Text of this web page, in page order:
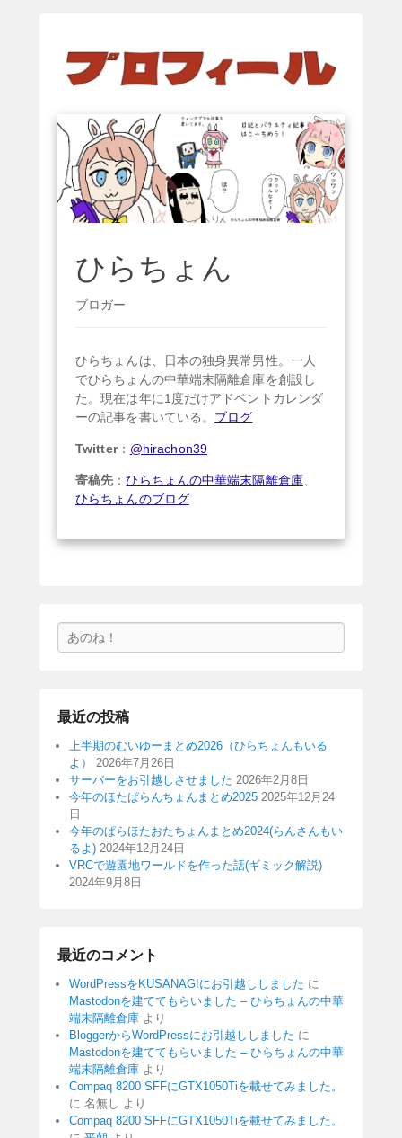
ひらちょん
ブロガー
ひらちょんは、日本の独身異常男性。一人
でひらちょんの中華端末隔離倉庫を創設し
た。現在は年に1度だけアドベントカレンダ
ーの記事を書いている。 ブログ
Twitter： @hirachon39
寄稿先 ：ひらちょんの中華端末隔離倉庫、
ひらちょんのブログ
索
最近の投稿
上半期のむいゆーまとめ2026（ひらちょんもいる
よ）
2026年7月26日
サーバーをお引越しさせました 2026年2月8日
今年のほたぱらんちょんまとめ2025 2025年12月24
日
今年のぱらほたおたちょんまとめ2024(らんさんもい
るよ) 2024年12月24日
VRCで遊園地ワールドを作った話(ギミック解説)
2024年9月8日
最近のコメント
WordPressをKUSANAGIにお引越ししました に
Mastodonを建ててもらいました – ひらちょんの中華
端末隔離倉庫 より
BloggerからWordPressにお引越ししました に
Mastodonを建ててもらいました – ひらちょんの中華
端末隔離倉庫 より
Compaq 8200 SFFにGTX1050Tiを載せてみました。
に 名無し より
Compaq 8200 SFFにGTX1050Tiを載せてみました。